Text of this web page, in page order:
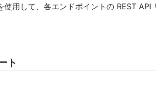
使用して、各エンドポイントの REST API
ト